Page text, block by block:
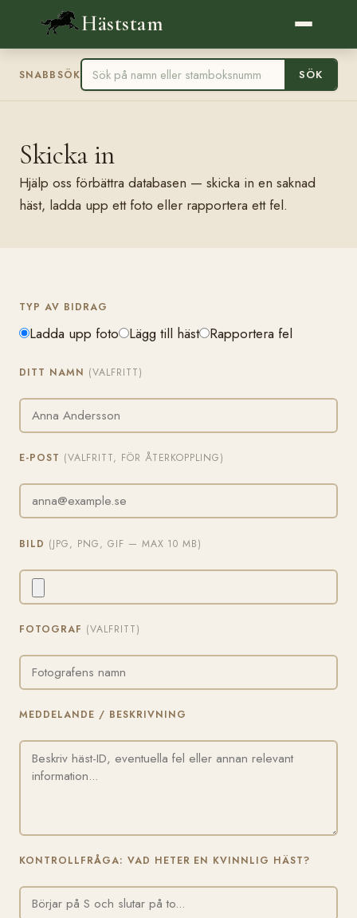
Häststam
SNABBSÖK SÖK
Skicka in
Hjälp oss förbättra databasen — skicka in en saknad
häst, ladda upp ett foto eller rapportera ett fel.
TYP AV BIDRAG
Ladda upp foto Lägg till häst Rapportera fel
DITT NAMN (VALFRITT)
E-POST (VALFRITT, FÖR ÅTERKOPPLING)
BILD (JPG, PNG, GIF — MAX 10 MB)
FOTOGRAF (VALFRITT)
MEDDELANDE / BESKRIVNING
KONTROLLFRÅGA: VAD HETER EN KVINNLIG HÄST?